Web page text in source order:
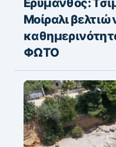
Ερύμανθος:
Μοίραλι
ΦΩΤΟ